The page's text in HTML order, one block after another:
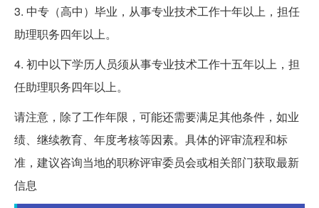
3. 中专（高中）毕业，从事专业技术工作十年以上，担任
助理职务四年以上。
4. 初中以下学历人员须从事专业技术工作十五年以上，担
任助理职务四年以上。
请注意，除了工作年限，可能还需要满足其他条件，如业
绩、继续教育、年度考核等因素。具体的评审流程和标
准，建议咨询当地的职称评审委员会或相关部门获取最新
信息